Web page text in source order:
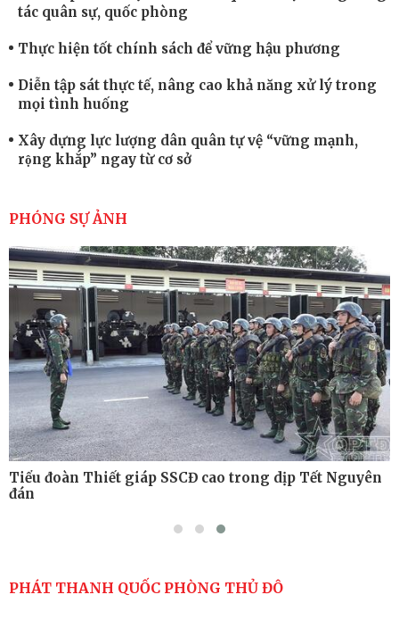
tác quân sự, quốc phòng
Thực hiện tốt chính sách để vững hậu phương
Diễn tập sát thực tế, nâng cao khả năng xử lý trong
mọi tình huống
Xây dựng lực lượng dân quân tự vệ “vững mạnh,
rộng khắp” ngay từ cơ sở
cao sức mạnh chiến đấu
Tiểu đoàn Thiết giáp hoàn thành tốt diễn tập chiến
thuật có bắn đạn thật
Nơi sinh viên rèn ý trí, luyện kỹ năng
PHÓNG SỰ ẢNH
Tiểu đoàn Thiết giáp SSCĐ cao trong dịp Tết Nguyên
đán
PHÁT THANH QUỐC PHÒNG THỦ ĐÔ